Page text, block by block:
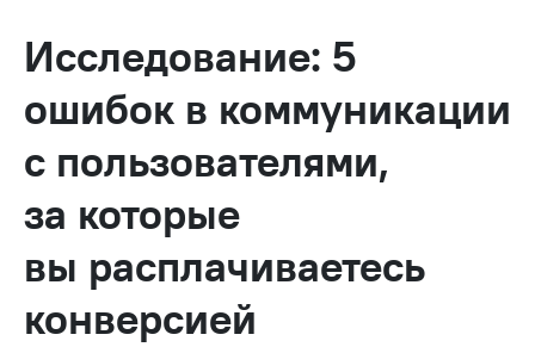
Исследование: 5
ошибок в коммуникации
с пользователями,
за которые
вы расплачиваетесь
конверсией